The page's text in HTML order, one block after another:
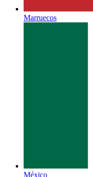
Marruecos
México